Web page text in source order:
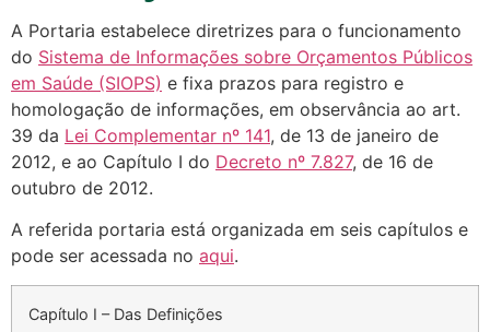
A Portaria estabelece diretrizes para o funcionamento
do Sistema de Informações sobre Orçamentos Públicos
em Saúde (SIOPS) e fixa prazos para registro e
homologação de informações, em observância ao art.
39 da Lei Complementar nº 141, de 13 de janeiro de
2012, e ao Capítulo I do Decreto nº 7.827, de 16 de
outubro de 2012.
A referida portaria está organizada em seis capítulos e
pode ser acessada no aqui.
Capítulo I – Das Definições